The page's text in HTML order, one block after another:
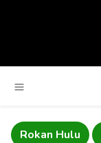
Rokan Hulu